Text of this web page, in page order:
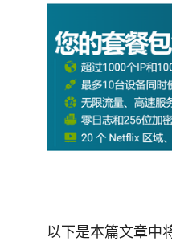
以下是本篇文章中